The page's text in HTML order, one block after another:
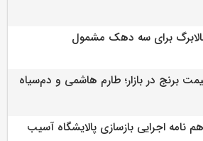
برای سه دهک مشمول
برنج در بازار؛ طارم هاشمی و دم‌سیاه
نامه اجرایی بازسازی پالایشگاه آسیب